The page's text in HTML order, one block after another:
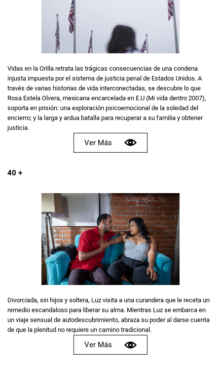
Vidas en la Orilla retrata las trágicas consecuencias de una condena
injusta impuesta por el sistema de justicia penal de Estados Unidos. A
través de varias historias de vida interconectadas, se descubre lo que
Rosa Estela Olvera, mexicana encarcelada en E.U (Mi vida dentro 2007),
soporta en prisión: una exploración psicoemocional de la soledad del
encierro; y la larga y ardua batalla para recuperar a su familia y obtener
justicia.
Ver Más
40 +
Divorciada, sin hijos y soltera, Luz visita a una curandera que le receta un
remedio escandaloso para liberar su alma. Mientras Luz se embarca en
un viaje sensual de autodescubrimiento, abraza su poder al darse cuenta
de que la plenitud no requiere un camino tradicional.
Ver Más